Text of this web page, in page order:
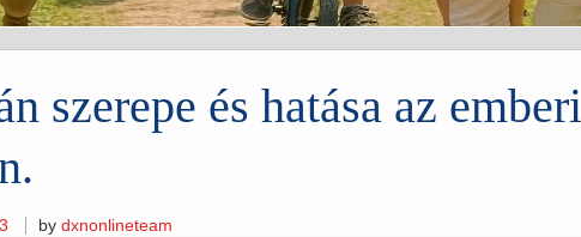
szerepe és hatása az emberi
bydxnonlineteam